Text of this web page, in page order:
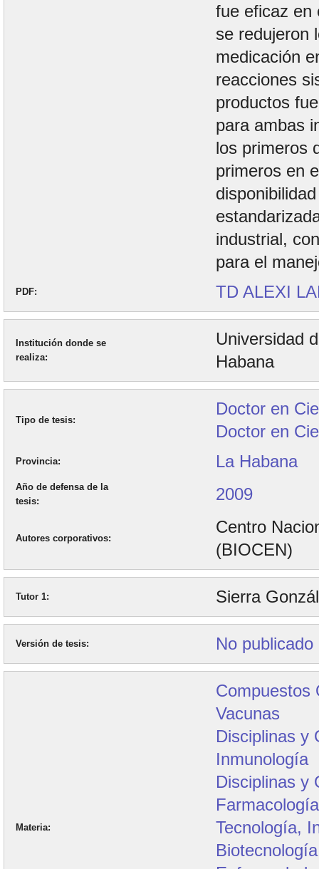
fue eficaz en
se redujeron
medicación
reacciones
productos
para ambas
los primeros
primeros en
industrial,
para el
PDF TD ALEXI
Institución donde se
realiza
Universidad
Habana
Tipo de tesis
Doctor en
Doctor en
Provincia La Habana
Año de defensa de la
tesis
2009
Autores corporativos
Centro
(BIOCEN)
Tutor 1 Sierra
Versión de tesis No publicado
Materia
Compuestos
Vacunas
Disciplinas y
Inmunología
Disciplinas y
Farmacología
Tecnología,
Biotecnología